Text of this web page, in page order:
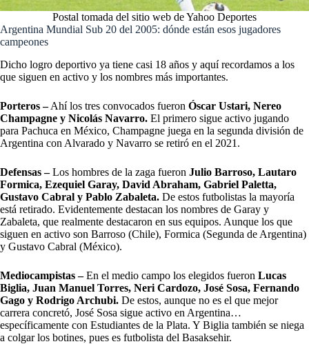
Postal tomada del sitio web de Yahoo Deportes
Argentina Mundial Sub 20 del 2005: dónde están esos jugadores
campeones
Dicho logro deportivo ya tiene casi 18 años y aquí recordamos a los
que siguen en activo y los nombres más importantes.
Porteros –Ahí los tres convocados fueron Óscar Ustari, Nereo
Champagne y Nicolás Navarro. El primero sigue activo jugando
para Pachuca en México, Champagne juega en la segunda división de
Argentina con Alvarado y Navarro se retiró en el 2021.
Defensas –Los hombres de la zaga fueron Julio Barroso, Lautaro
Formica, Ezequiel Garay, David Abraham, Gabriel Paletta,
Gustavo Cabral y Pablo Zabaleta. De estos futbolistas la mayoría
está retirado. Evidentemente destacan los nombres de Garay y
Zabaleta, que realmente destacaron en sus equipos. Aunque los que
siguen en activo son Barroso (Chile), Formica (Segunda de Argentina)
y Gustavo Cabral (México).
Mediocampistas –En el medio campo los elegidos fueron Lucas
Biglia, Juan Manuel Torres, Neri Cardozo, José Sosa, Fernando
Gago y Rodrigo Archubi. De estos, aunque no es el que mejor
carrera concretó, José Sosa sigue activo en Argentina…
específicamente con Estudiantes de la Plata. Y Biglia también se niega
a colgar los botines, pues es futbolista del Basaksehir.